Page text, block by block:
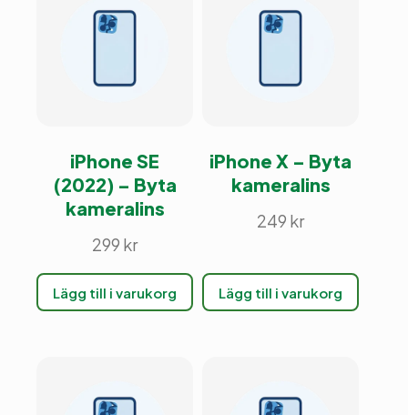
iPhone SE
(2022) – Byta
kameralins
299 kr
Lägg till i varukorg
iPhone X – Byta
kameralins
249 kr
Lägg till i varukorg